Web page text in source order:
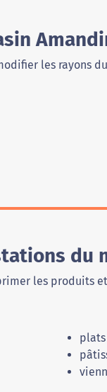
les rayons
du
les produits